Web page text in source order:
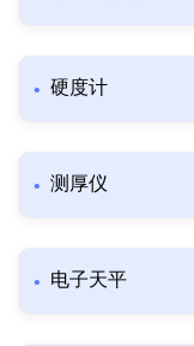
硬度计
测厚仪
电子天平